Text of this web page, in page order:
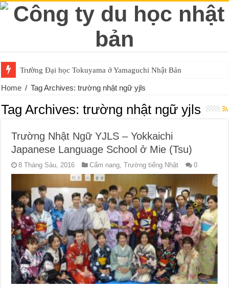
Trường Đại học Tokuyama ở Yamaguchi Nhật Bản
Home / Tag Archives: trường nhật ngữ yjls
Tag Archives:trường nhật ngữ yjls
Trường Nhật Ngữ YJLS – Yokkaichi
Japanese Language School ở Mie (Tsu)
8 Tháng Sáu, 2016 Cẩm nang,Trường tiếng Nhật 0